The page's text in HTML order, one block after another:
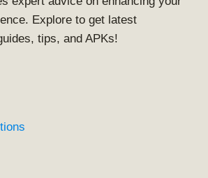
Explore to get latest
tips, and APKs!